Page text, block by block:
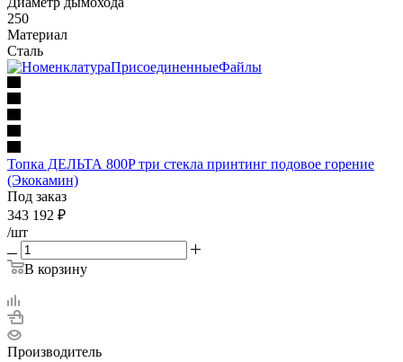
250
Материал
Сталь
Топка ДЕЛЬТА 800P три стекла принтинг подовое горение
(Экокамин)
Под заказ
343 192 ₽
/шт
В корзину
Производитель